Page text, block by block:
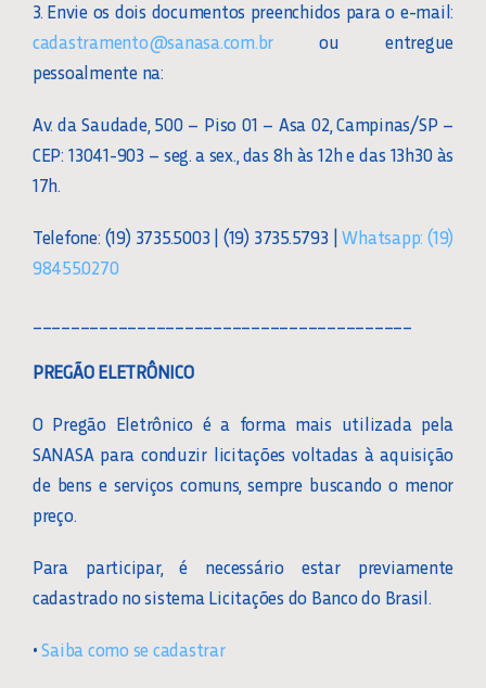
3. Envie os dois documentos preenchidos para o e-mail:
cadastramento@sanasa.com.br ou entregue
pessoalmente na:
Av. da Saudade, 500 – Piso 01 – Asa 02, Campinas/SP –
CEP: 13041-903 – seg. a sex., das 8h às 12h e das 13h30 às
17h.
Telefone: (19) 3735.5003 | (19) 3735.5793 |Whatsapp: (19)
98455.0270
PREGÃO ELETRÔNICO
O Pregão Eletrônico é a forma mais utilizada pela
SANASA para conduzir licitações voltadas à aquisição
de bens e serviços comuns, sempre buscando o menor
preço.
Para participar, é necessário estar previamente
cadastrado no sistema Licitações do Banco do Brasil.
•Saiba como se cadastrar